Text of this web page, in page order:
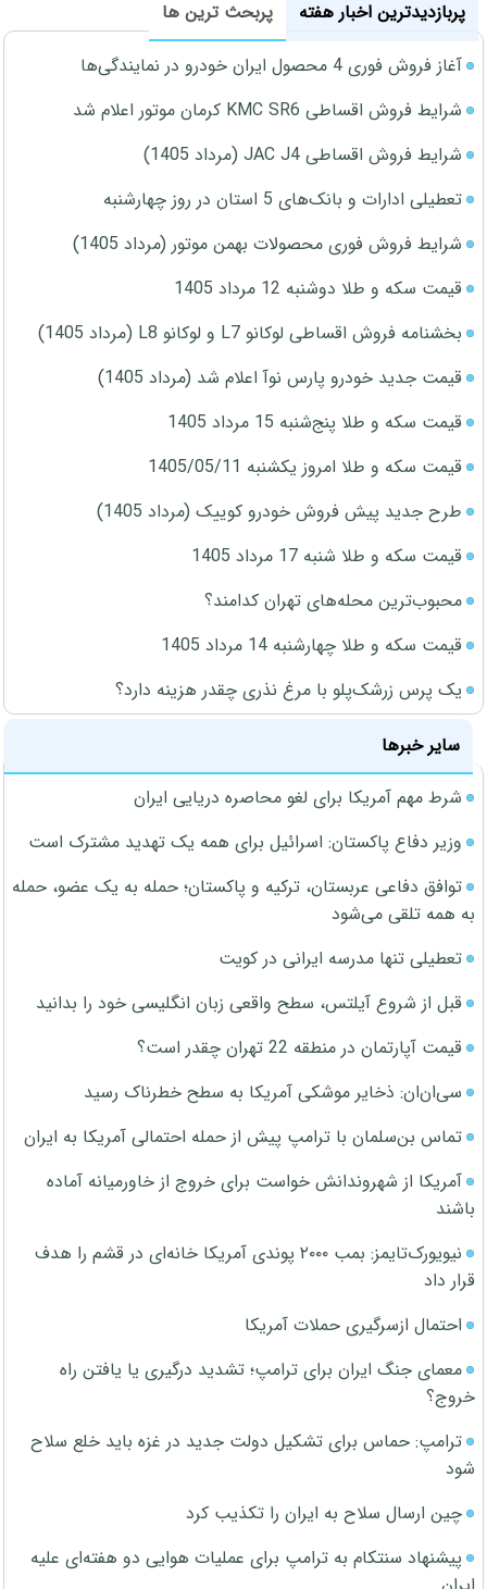
پربازدیدترین اخبار هفته
پربحث ترین ها
آغاز فروش فوری 4 محصول ایران خودرو در نمایندگی‌ها
شرایط فروش اقساطی KMC SR6 کرمان موتور اعلام شد
شرایط فروش اقساطی JAC J4 (مرداد 1405)
تعطیلی ادارات و بانک‌های 5 استان در روز چهارشنبه
شرایط فروش فوری محصولات بهمن موتور (مرداد 1405)
قیمت سکه و طلا دوشنبه 12 مرداد 1405
بخشنامه فروش اقساطی لوکانو L7 و لوکانو L8 (مرداد 1405)
قیمت جدید خودرو پارس نوآ اعلام شد (مرداد 1405)
قیمت سکه و طلا پنج‌شنبه 15 مرداد 1405
قیمت سکه و طلا امروز یکشنبه 1405/05/11
طرح جدید پیش فروش خودرو کوییک (مرداد 1405)
قیمت سکه و طلا شنبه 17 مرداد 1405
محبوب‌ترین محله‌های تهران کدامند؟
قیمت سکه و طلا چهارشنبه 14 مرداد 1405
یک پرس زرشک‌پلو با مرغ نذری چقدر هزینه دارد؟
سایر خبرها
شرط مهم آمریکا برای لغو محاصره دریایی ایران
وزیر دفاع پاکستان: اسرائیل برای همه یک تهدید مشترک است
توافق دفاعی عربستان، ترکیه و پاکستان؛ حمله به یک عضو، حمله
به همه تلقی می‌شود
تعطیلی تنها مدرسه ایرانی در کویت
قبل از شروع آیلتس، سطح واقعی زبان انگلیسی خود را بدانید
قیمت آپارتمان در منطقه 22 تهران چقدر است؟
سی‌ان‌ان: ذخایر موشکی آمریکا به سطح خطرناک رسید
تماس بن‌سلمان با ترامپ پیش از حمله احتمالی آمریکا به ایران
آمریکا از شهروندانش خواست برای خروج از خاورمیانه آماده
باشند
نیویورک‌تایمز: بمب ۲۰۰۰ پوندی آمریکا خانه‌ای در قشم را هدف
قرار داد
احتمال ازسرگیری حملات آمریکا
معمای جنگ ایران برای ترامپ؛ تشدید درگیری یا یافتن راه
خروج؟
ترامپ: حماس برای تشکیل دولت جدید در غزه باید خلع سلاح
شود
چین ارسال سلاح به ایران را تکذیب کرد
پیشنهاد سنتکام به ترامپ برای عملیات هوایی دو هفته‌ای علیه